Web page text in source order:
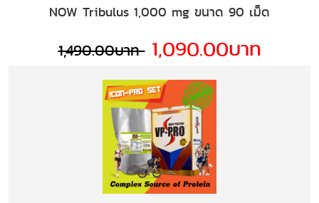
NOW Tribulus 1,000 mg ขนาด 90 เม็ด
1,490.00บาท 1,090.00บาท